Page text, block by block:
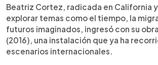
Beatriz Cortez, radicada en California
explorar temas como el tiempo, la
futuros imaginados, ingresó con su
(2016), una instalación que ya ha
escenarios internacionales.